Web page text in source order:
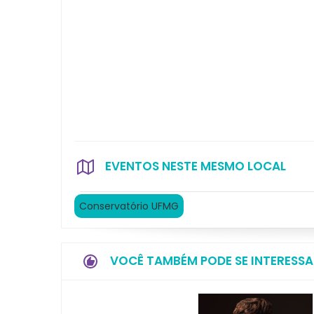
EVENTOS NESTE MESMO LOCAL
Conservatório UFMG
VOCÊ TAMBÉM PODE SE